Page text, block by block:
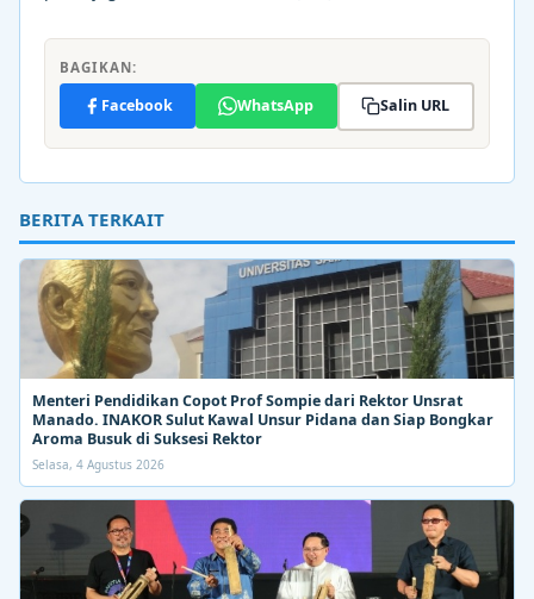
BAGIKAN:
Facebook WhatsApp Salin URL
BERITA TERKAIT
Menteri Pendidikan Copot Prof Sompie dari Rektor Unsrat
Manado. INAKOR Sulut Kawal Unsur Pidana dan Siap Bongkar
Aroma Busuk di Suksesi Rektor
Selasa, 4 Agustus 2026